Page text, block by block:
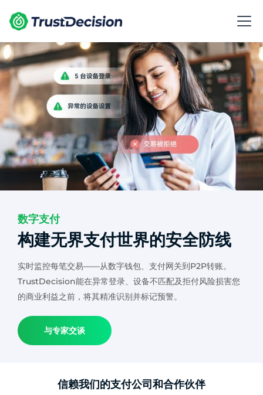
数字支付
构建无界支付世界的安全防线
实时监控每笔交易——从数字钱包、支付网关到P2P转账。
TrustDecision能在异常登录、设备不匹配及拒付风险损害您
的商业利益之前，将其精准识别并标记预警。
与专家交谈
信赖我们的支付公司和合作伙伴